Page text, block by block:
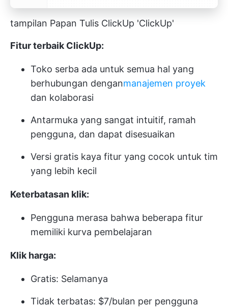
tampilan Papan Tulis ClickUp 'ClickUp'
Fitur terbaik ClickUp:
Toko serba ada untuk semua hal yang
berhubungan denganmanajemen proyek
dan kolaborasi
Antarmuka yang sangat intuitif, ramah
pengguna, dan dapat disesuaikan
Versi gratis kaya fitur yang cocok untuk tim
yang lebih kecil
Keterbatasan klik:
Pengguna merasa bahwa beberapa fitur
memiliki kurva pembelajaran
Klik harga:
Gratis: Selamanya
Tidak terbatas: $7/bulan per pengguna